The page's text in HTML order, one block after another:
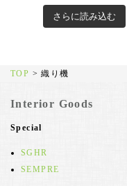
さらに読み込む
TOP >織り機
Interior Goods
Special
SGHR
SEMPRE